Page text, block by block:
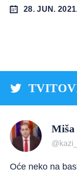
28. JUN.
Miša
Oće neko na